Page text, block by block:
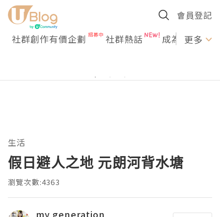
會員登記
社群創作有價企劃 社群熱話 成為U更多
生活
假日避人之地 元朗河背水塘
瀏覽次數:4363
my generation